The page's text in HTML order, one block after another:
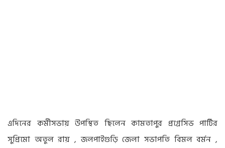
এদিনের কর্মীসভায় উপস্থিত ছিলেন কামতাপুর প্রগ্রেসিভ পার্টির
সুপ্রিমো অতুল রায় , জলপাইগুড়ি জেলা সভাপতি বিমল বর্মন ,